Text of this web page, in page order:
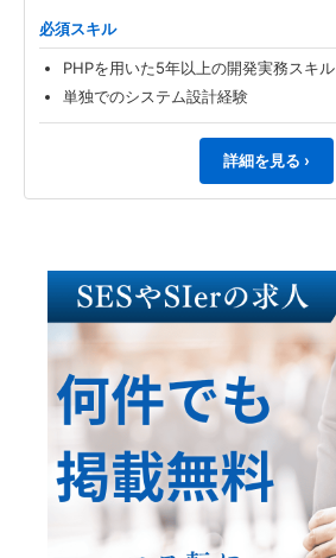
必須スキル
PHPを用いた5年以上の開発実務スキル
単独でのシステム設計経験
詳細を見る ›